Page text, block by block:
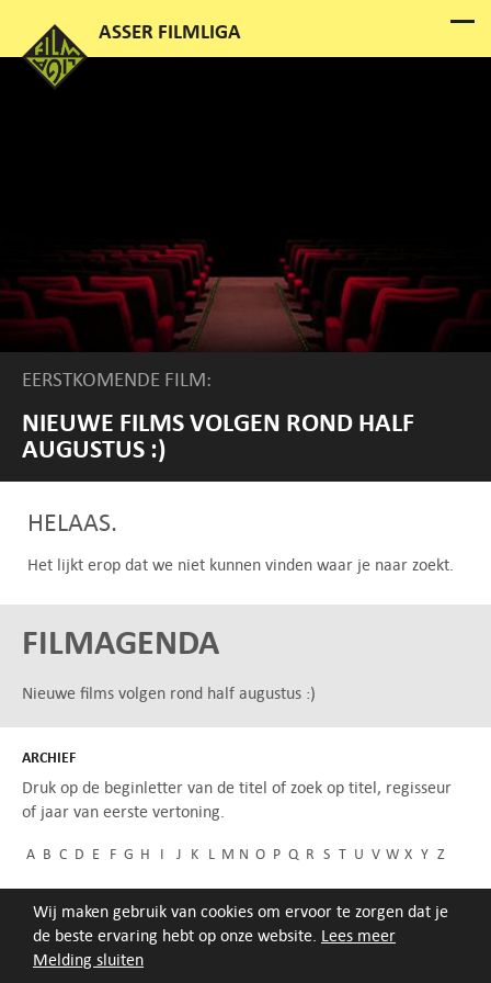
Melding sluiten
Wij maken gebruik van cookies om ervoor te zorgen dat je
de beste ervaring hebt op onze website. Lees meer
EERSTKOMENDE FILM:
NIEUWE FILMS VOLGEN ROND HALF
AUGUSTUS :)
HELAAS.
Het lijkt erop dat we niet kunnen vinden waar je naar zoekt.
FILMAGENDA
Nieuwe films volgen rond half augustus :)
ARCHIEF
Druk op de beginletter van de titel of zoek op titel, regisseur
of jaar van eerste vertoning.
A B C D E F G H I J K L M N O P Q R S T U V W X Y Z